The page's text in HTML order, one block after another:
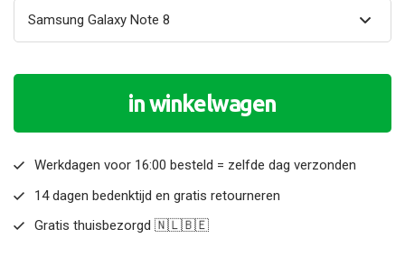
in winkelwagen
Werkdagen voor 16:00 besteld = zelfde dag verzonden
14 dagen bedenktijd en gratis retourneren
Gratis thuisbezorgd 🇳🇱🇧🇪